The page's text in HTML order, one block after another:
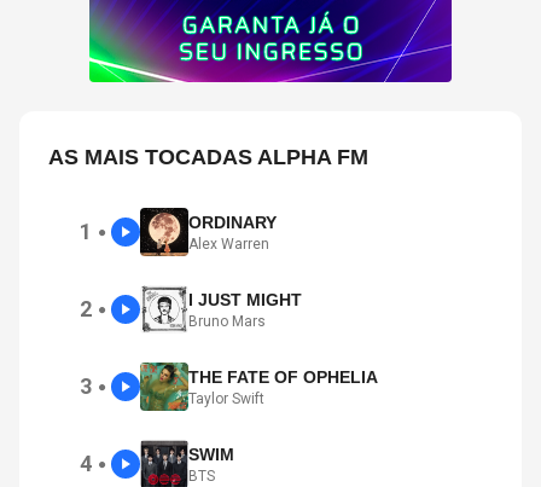
AS MAIS TOCADAS ALPHA FM
1 ● ORDINARY
Alex Warren
2 ● I JUST MIGHT
Bruno Mars
3 ● THE FATE OF OPHELIA
Taylor Swift
4 ● SWIM
BTS